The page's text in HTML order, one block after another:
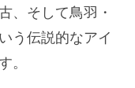
、そして鳥羽・
う伝説的なアイ
。